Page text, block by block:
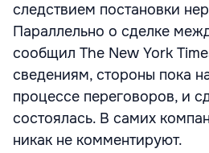
следствием постановки
Параллельно о сделке
сообщил The New York
сведениям, стороны пока
процессе переговоров, и
состоялась. В самих
никак не комментируют.